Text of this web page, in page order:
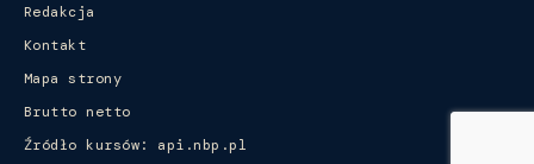
Redakcja
Kontakt
Mapa strony
Brutto netto
Źródło kursów: api.nbp.pl